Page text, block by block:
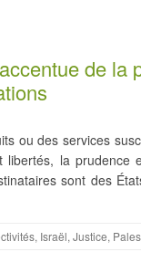
de la
ou des services
la prudence
sont des
, Israël, Justice,